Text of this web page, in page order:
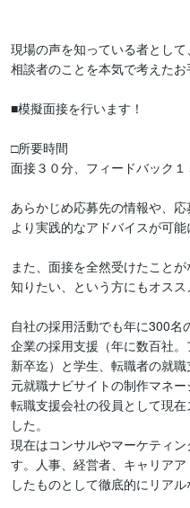
現場の声を知っている者として
相談者のことを本気で考えたお
■模擬面接を行います！
□所要時間
面接３０分、フィードバック
あらかじめ応募先の情報や、
より実践的なアドバイスが可能
また、面接を全然受けたこと
知りたい、という方にもオスス
自社の採用活動でも年に300名
企業の採用支援（年に数百社。
新卒迄）と学生、転職者の就職
元就職ナビサイトの制作マネー
転職支援会社の役員として現
した。
現在はコンサルやマーケティ
す。人事、経営者、キャリア
したものとして徹底的にリアル